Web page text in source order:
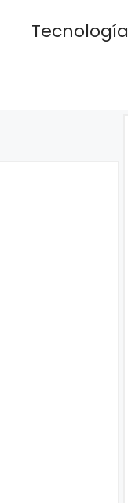
Tecnología